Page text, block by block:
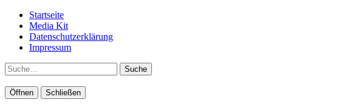
Startseite
Media Kit
Datenschutzerklärung
Impressum
Suche
Öffnen Schließen